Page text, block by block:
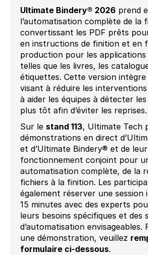
Ultimate Bindery® 2026 prend
l’automatisation complète de la
convertissant les PDF prêts
en instructions de finition et en
production pour les
telles que les livres, les
étiquettes. Cette version
visant à réduire les
à aider les équipes à détecter
plus tôt afin d’éviter les reprises.
Sur le stand 113, Ultimate Tech
démonstrations en direct
et d’Ultimate Bindery® et de leur
fonctionnement conjoint pour
automatisation complète, de la
fichiers à la finition. Les
également réserver une session
15 minutes avec des experts
leurs besoins spécifiques et des
d’automatisation envisageables.
une démonstration, veuillez
formulaire ci-dessous.